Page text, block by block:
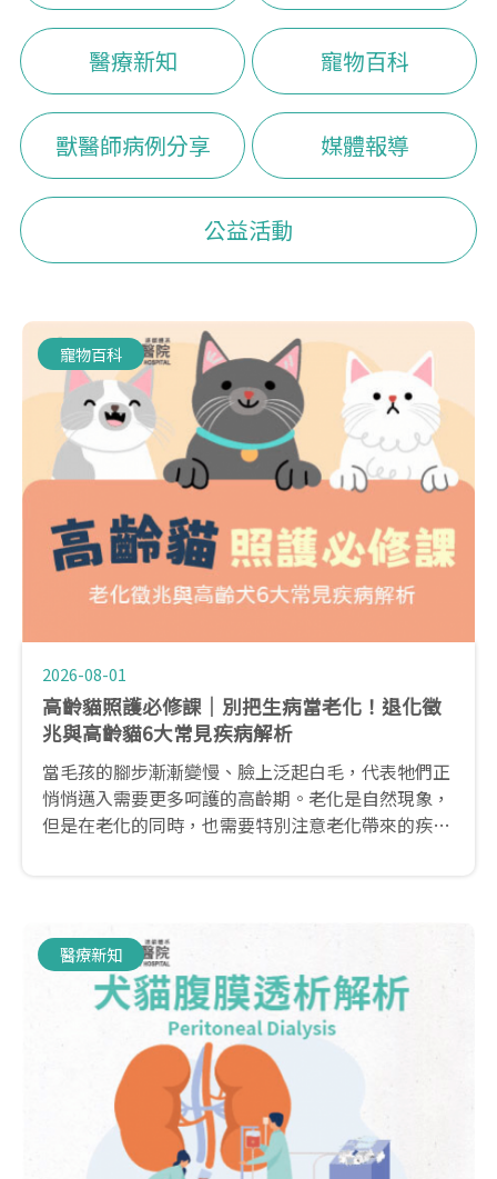
醫療新知 寵物百科
獸醫師病例分享 媒體報導
公益活動
寵物百科
2026-08-01
高齡貓照護必修課｜別把生病當老化！退化徵
兆與高齡貓6大常見疾病解析
當毛孩的腳步漸漸變慢、臉上泛起白毛，代表牠們正
悄悄邁入需要更多呵護的高齡期。老化是自然現象，
但是在老化的同時，也需要特別注意老化帶來的疾病
醫療新知